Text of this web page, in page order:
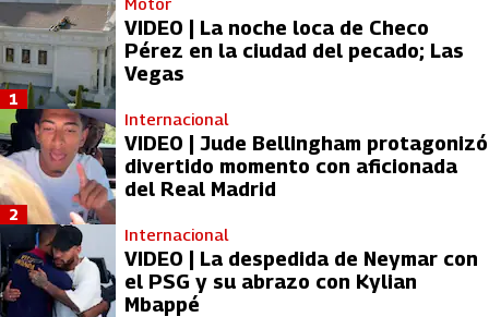
VIDEO | La noche loca de Checo
Pérez en la ciudad del pecado; Las
Vegas
1
Internacional
VIDEO | Jude Bellingham protagonizó
divertido momento con aficionada
del Real Madrid
2
Internacional
VIDEO | La despedida de Neymar con
el PSG y su abrazo con Kylian
Mbappé